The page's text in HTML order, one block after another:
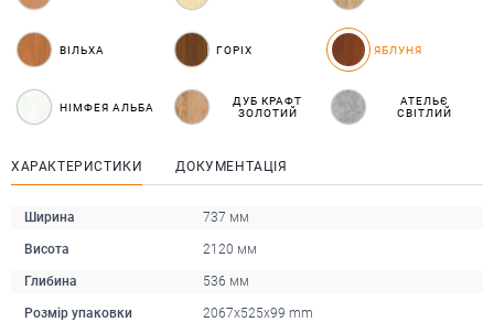
ВІЛЬХА ГОРІХ ЯБЛУНЯ
НІМФЕЯ АЛЬБА
ДУБ КРАФТ
ЗОЛОТИЙ
АТЕЛЬЄ
СВІТЛИЙ
ХАРАКТЕРИСТИКИ ДОКУМЕНТАЦІЯ
Ширина 737 мм
Висота 2120 мм
Глибина 536 мм
Розмір упаковки 2067x525x99 mm